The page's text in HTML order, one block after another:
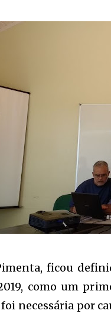
ficou
como um
foi necessária por